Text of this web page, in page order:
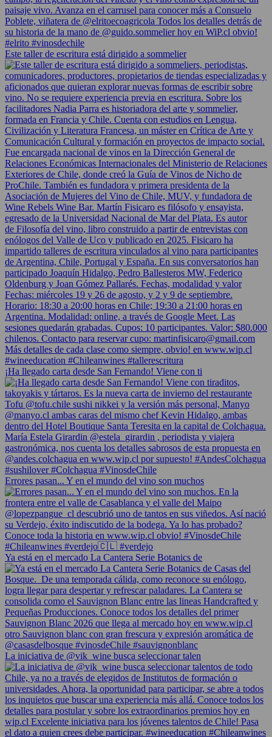
Este taller de escritura está dirigido a sommelier
¡Ha llegado carta desde San Fernando! Viene con ti
Errores pasan... Y en el mundo del vino son muchos
Ya está en el mercado La Cantera Serie Botanics de
La iniciativa de @vik_wine busca seleccionar talen